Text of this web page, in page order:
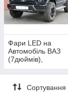
Фари LED на
Автомобіль ВАЗ
(7дюймів),
LED та габарити
LED
Сортування